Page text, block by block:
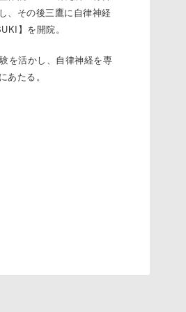
、その後三鷹に 自律神経
】 を開院。
を活かし、自律神経を専
あたる。